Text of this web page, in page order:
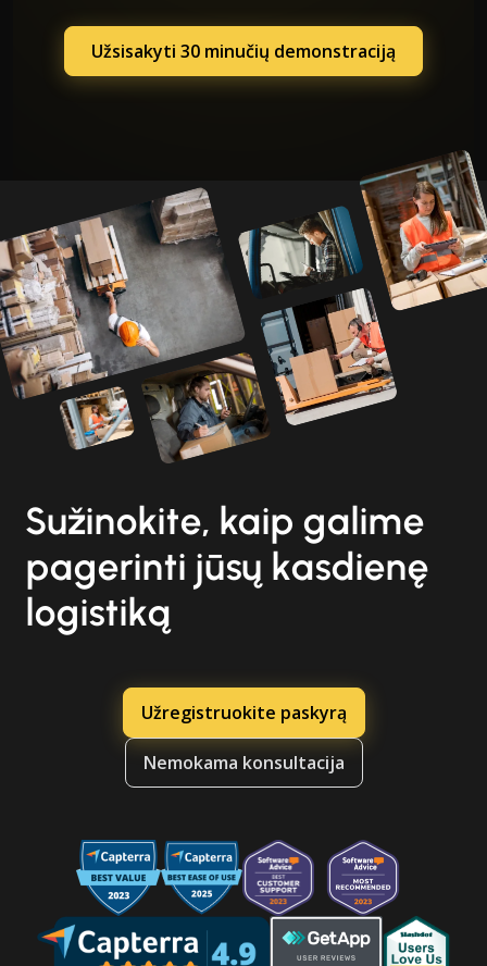
Užsisakyti 30 minučių demonstraciją
Sužinokite, kaip galime
pagerinti jūsų kasdienę
logistiką
Užregistruokite paskyrą
Nemokama konsultacija